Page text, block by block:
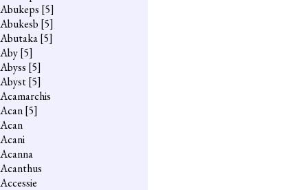
Abukeps [5]
Abukesb [5]
Abutaka[5]
Aby[5]
Abyss [5]
Abyst[5]
Acamarchis
Acan[5]
Acan
Acani
Acanna
Acanthus
Accessie